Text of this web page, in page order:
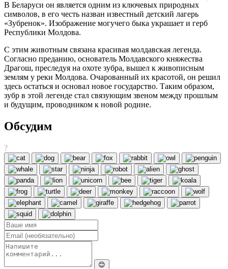
В Беларуси он является одним из ключевых природных
символов, в его честь назван известный детский лагерь
«Зубренок». Изображение могучего быка украшает и герб
Республики Молдова.
С этим животным связана красивая молдавская легенда.
Согласно преданию, основатель Молдавского княжества
Драгош, преследуя на охоте зубра, вышел к живописным
землям у реки Молдова. Очарованный их красотой, он решил
здесь остаться и основал новое государство. Таким образом,
зубр в этой легенде стал связующим звеном между прошлым
и будущим, проводником к новой родине.
Обсудим
?
😊